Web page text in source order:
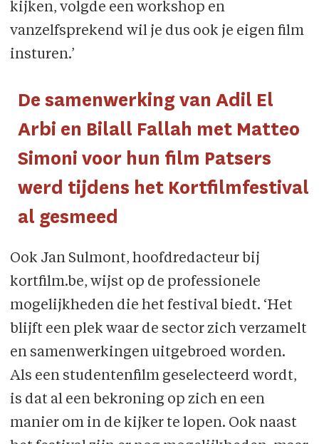
kijken, volgde een workshop en
vanzelfsprekend wil je dus ook je eigen film
insturen.’
De samenwerking van Adil El
Arbi en Bilall Fallah met Matteo
Simoni voor hun film Patsers
werd tijdens het Kortfilmfestival
al gesmeed
Ook Jan Sulmont, hoofdredacteur bij
kortfilm.be, wijst op de professionele
mogelijkheden die het festival biedt. ‘Het
blijft een plek waar de sector zich verzamelt
en samenwerkingen uitgebroed worden.
Als een studentenfilm geselecteerd wordt,
is dat al een bekroning op zich en een
manier om in de kijker te lopen. Ook naast